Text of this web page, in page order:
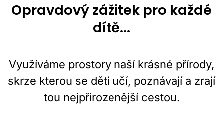
Opravdový zážitek pro každé
dítě...
Využíváme prostory naší krásné přírody,
skrze kterou se děti učí, poznávají a zrají
tou nejpřirozenější cestou.